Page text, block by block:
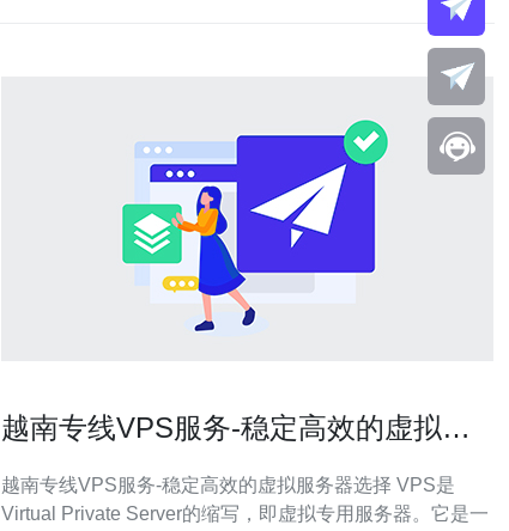
越南专线VPS服务-稳定高效的虚拟服
越南专线VPS服务-稳定高效的虚拟服务器选择 VPS是
Virtual Private Server的缩写，即虚拟专用服务器。它是一